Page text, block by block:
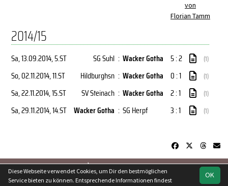
von
Florian Tamm
2014/15
Sa, 13.09.2014, 5.ST SG Suhl : Wacker Gotha 5 : 2 (1)
So, 02.11.2014, 11.ST Hildburghsn : Wacker Gotha 0 : 1 (1)
Sa, 22.11.2014, 15.ST SV Steinach : Wacker Gotha 2 : 1 (1)
Sa, 29.11.2014, 14.ST Wacker Gotha : SG Herpf 3 : 1 (1)
soccero.de
OK
Diese Webseite verwendet Cookies, um Dir den bestmöglichen
Service bieten zu können. Entsprechende Informationen findest